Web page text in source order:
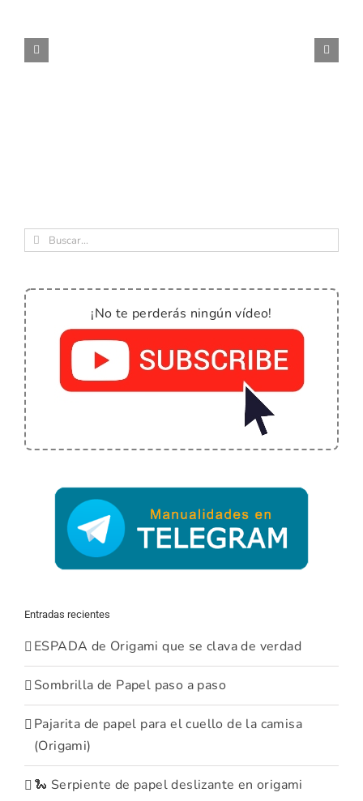
Buscar:
¡No te perderás ningún vídeo!
Entradas recientes
ESPADA de Origami que se clava de verdad
Sombrilla de Papel paso a paso
Pajarita de papel para el cuello de la camisa
(Origami)
🐍 Serpiente de papel deslizante en origami